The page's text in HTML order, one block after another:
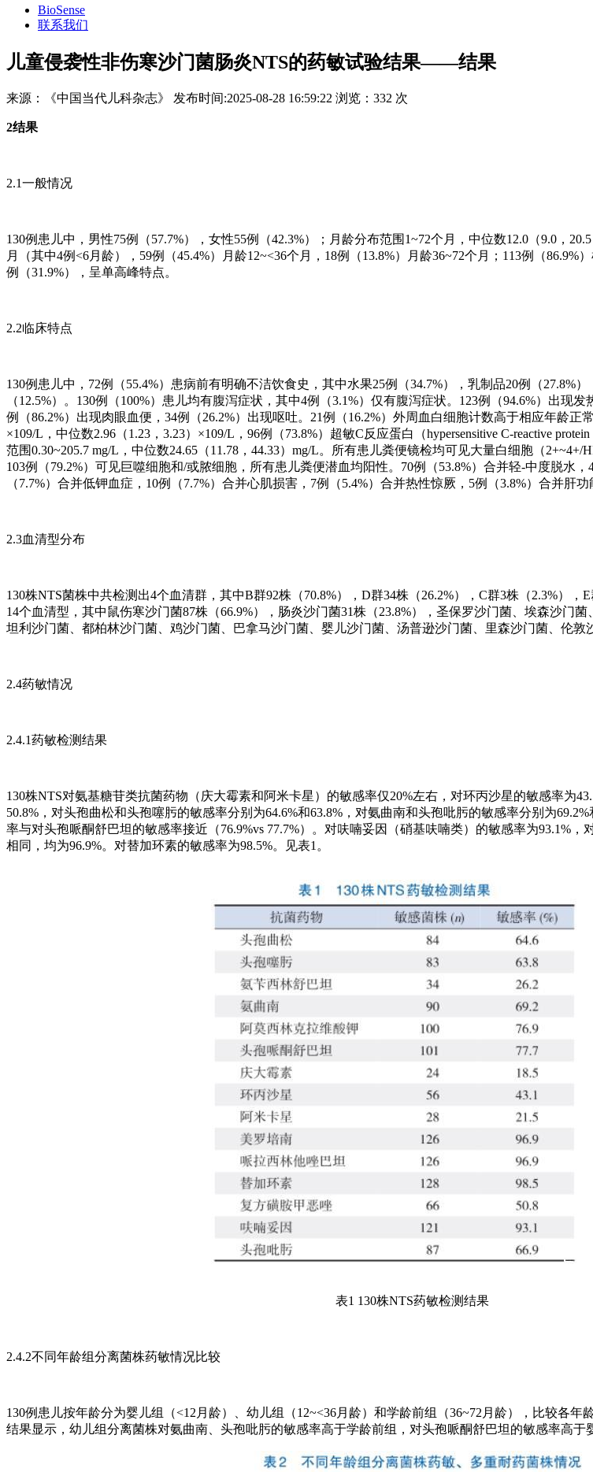
BioSense
联系我们
儿童侵袭性非伤寒沙门菌肠炎NTS的药敏试验结果——结果
来源： 《中国当代儿科杂志》 发布时间:2025-08-28 16:59:22 浏览： 332 次
2结果
2.1一般情况
130例患儿中，男性75例（57.7%），女性55例（42.3%）；月龄分布范围1~72个月，中位数12.0（9.0，
月（其中4例<6月龄），59例（45.4%）月龄12~<36个月，18例（13.8%）月龄36~72个月；113例（86.9%
例（31.9%），呈单高峰特点。
2.2临床特点
130例患儿中，72例（55.4%）患病前有明确不洁饮食史，其中水果25例（34.7%），乳制品20例（27.8%
（12.5%）。130例（100%）患儿均有腹泻症状，其中4例（3.1%）仅有腹泻症状。123例（94.6%）出现
例（86.2%）出现肉眼血便，34例（26.2%）出现呕吐。21例（16.2%）外周血白细胞计数高于相应年龄正
×109/L，中位数2.96（1.23，3.23）×109/L，96例（73.8%）超敏C反应蛋白（hypersensitive C-reactive
范围0.30~205.7 mg/L，中位数24.65（11.78，44.33）mg/L。所有患儿粪便镜检均可见大量白细胞（2+~4+/
103例（79.2%）可见巨噬细胞和/或脓细胞，所有患儿粪便潜血均阳性。70例（53.8%）合并轻-中度脱水，
（7.7%）合并低钾血症，10例（7.7%）合并心肌损害，7例（5.4%）合并热性惊厥，5例（3.8%）合并肝功
2.3血清型分布
130株NTS菌株中共检测出4个血清群，其中B群92株（70.8%），D群34株（26.2%），C群3株（2.3%），
14个血清型，其中鼠伤寒沙门菌87株（66.9%），肠炎沙门菌31株（23.8%），圣保罗沙门菌、埃森沙门
坦利沙门菌、都柏林沙门菌、鸡沙门菌、巴拿马沙门菌、婴儿沙门菌、汤普逊沙门菌、里森沙门菌、伦敦
2.4药敏情况
2.4.1药敏检测结果
130株NTS对氨基糖苷类抗菌药物（庆大霉素和阿米卡星）的敏感率仅20%左右，对环丙沙星的敏感率为
50.8%，对头孢曲松和头孢噻肟的敏感率分别为64.6%和63.8%，对氨曲南和头孢吡肟的敏感率分别为
率与对头孢哌酮舒巴坦的敏感率接近（76.9%vs 77.7%）。对呋喃妥因（硝基呋喃类）的敏感率为93.1%
相同，均为96.9%。对替加环素的敏感率为98.5%。见表1。
表1 130株NTS药敏检测结果
2.4.2不同年龄组分离菌株药敏情况比较
130例患儿按年龄分为婴儿组（<12月龄）、幼儿组（12~<36月龄）和学龄前组（36~72月龄），比较各年
结果显示，幼儿组分离菌株对氨曲南、头孢吡肟的敏感率高于学龄前组，对头孢哌酮舒巴坦的敏感率高于